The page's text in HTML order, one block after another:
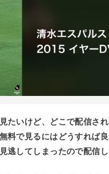
たいけど、どこで配信さ
料で見るにはどうすれば良
逃してしまったので配信